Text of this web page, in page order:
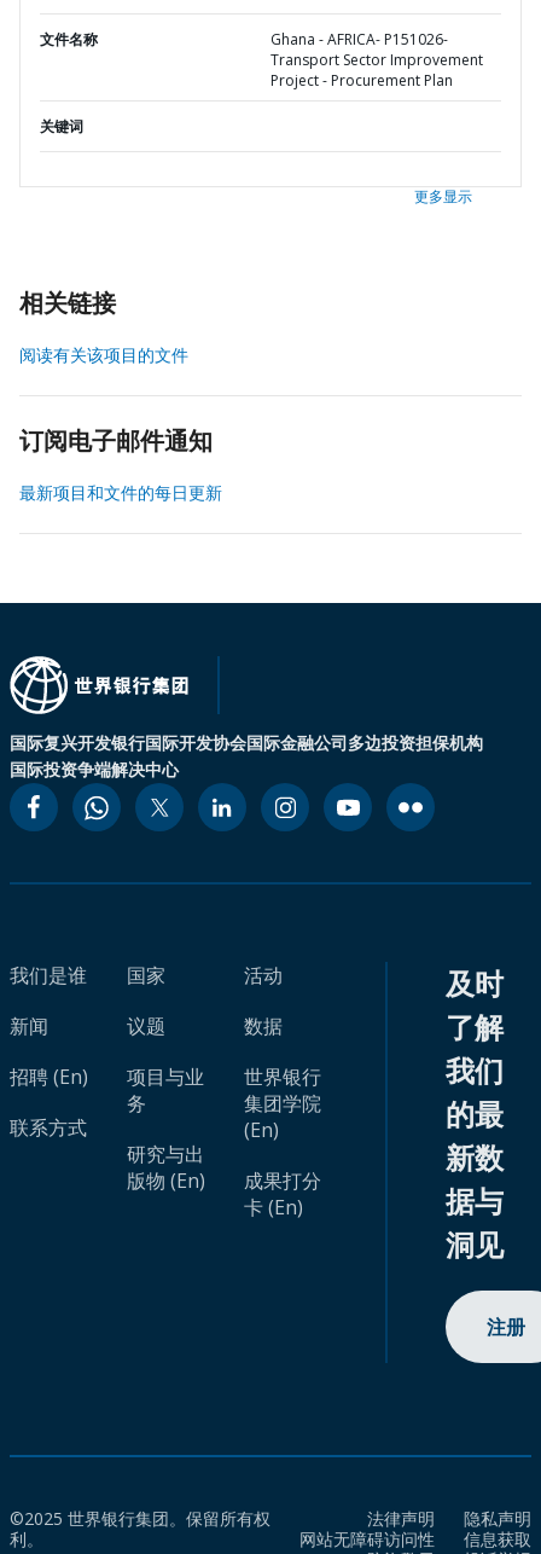
文件名称
Ghana - AFRICA- P151026-
Transport Sector Improvement
Project - Procurement Plan
关键词
更多显示
相关链接
阅读有关该项目的文件
订阅电子邮件通知
最新项目和文件的每日更新
国际复兴开发银行国际开发协会国际金融公司多边投资担保机构
国际投资争端解决中心
我们是谁
新闻
招聘 (En)
联系方式
国家
议题
项目与业
务
研究与出
版物 (En)
活动
数据
世界银行
集团学院
(En)
成果打分
卡 (En)
及时
了解
我们
的最
新数
据与
洞见
注册
©2025 世界银行集团。保留所有权
利。
法律声明
隐私声明
网站无障碍访问性
信息获取